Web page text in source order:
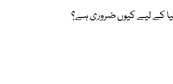
کے لیے کیوں ضروری ہے؟